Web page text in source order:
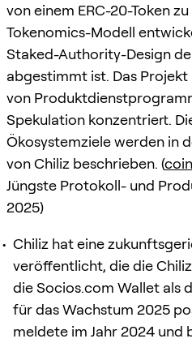
von einem ERC-20-Token
Tokenomics-Modell
Staked-Authority-Design
abgestimmt ist. Das
von
Spekulation konzentriert.
Ökosystemziele werden in
von Chiliz beschrieben. (
Jüngste Protokoll- und
2025)
Chiliz hat eine
veröffentlicht, die die Chiliz
die Socios.com Wallet als
für das Wachstum 2025
meldete im Jahr 2024 und